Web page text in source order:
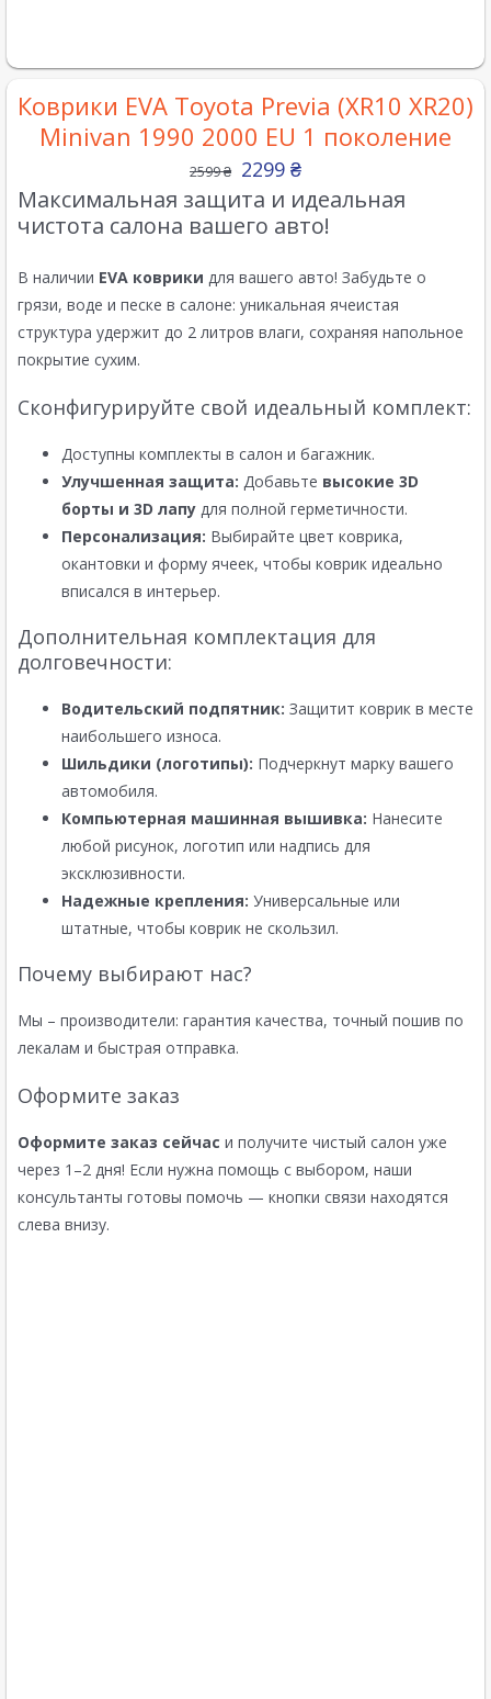
Коврики EVA Toyota Previa (XR10 XR20)
Minivan 1990 2000 EU 1 поколение
2599₴ 2299 ₴
Максимальная защита и идеальная
чистота салона вашего авто!
В наличии EVA коврики для вашего авто! Забудьте о
грязи, воде и песке в салоне: уникальная ячеистая
структура удержит до 2 литров влаги, сохраняя напольное
покрытие сухим.
Сконфигурируйте свой идеальный комплект:
Доступны комплекты в салон и багажник.
Улучшенная защита: Добавьте высокие 3D
борты и 3D лапу для полной герметичности.
Персонализация: Выбирайте цвет коврика,
окантовки и форму ячеек, чтобы коврик идеально
вписался в интерьер.
Дополнительная комплектация для
долговечности:
Водительский подпятник: Защитит коврик в месте
наибольшего износа.
Шильдики (логотипы): Подчеркнут марку вашего
автомобиля.
Компьютерная машинная вышивка: Нанесите
любой рисунок, логотип или надпись для
эксклюзивности.
Надежные крепления: Универсальные или
штатные, чтобы коврик не скользил.
Почему выбирают нас?
Мы – производители: гарантия качества, точный пошив по
лекалам и быстрая отправка.
Оформите заказ
Оформите заказ сейчас и получите чистый салон уже
через 1–2 дня! Если нужна помощь с выбором, наши
консультанты готовы помочь — кнопки связи находятся
слева внизу.